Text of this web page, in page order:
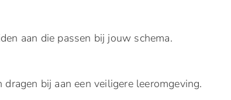
aan die passen bij jouw schema.
bij aan een veiligere leeromgeving.